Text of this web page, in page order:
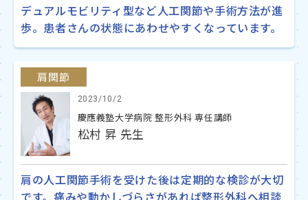
デュアルモビリティ型など人工関節や手術方法が進
歩。患者さんの状態にあわせやすくなっています。
肩関節
2023/10/2
慶應義塾大学病院 整形外科 専任講師
松村 昇 先生
肩の人工関節手術を受けた後は定期的な検診が大切
です。痛みや動かしづらさがあれば整形外科へ相談